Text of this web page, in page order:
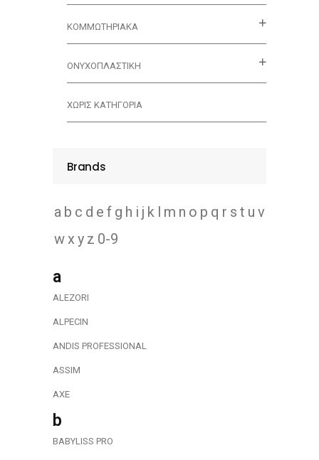
ΚΟΜΜΩΤΗΡΙΑΚΑ
ΟΝΥΧΟΠΛΑΣΤΙΚΗ
ΧΩΡΊΣ ΚΑΤΗΓΟΡΊΑ
Brands
a b c d e f g h i j k l m n o p q r s t u v
wxy z 0-9
a
ALEZORI
ALPECIN
ANDIS PROFESSIONAL
ASSIM
AXE
b
BABYLISS PRO